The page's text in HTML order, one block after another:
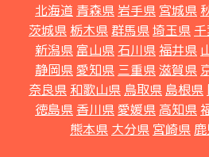
北海道 青森県 岩手県 宮城県
茨城県 栃木県群馬県埼玉県
新潟県 富山県 石川県福井県
静岡県愛知県 三重県滋賀県
奈良県 和歌山県 鳥取県 島根県
徳島県 香川県愛媛県 高知県
熊本県 大分県 宮崎県